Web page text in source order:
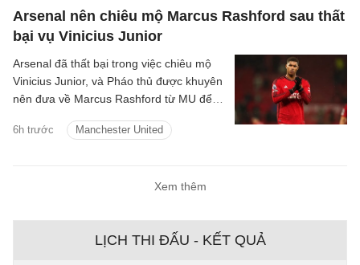
Arsenal nên chiêu mộ Marcus Rashford sau thất
bại vụ Vinicius Junior
6h trước Manchester United
Arsenal đã thất bại trong việc chiêu mộ
Vinicius Junior, và Pháo thủ được khuyên
nên đưa về Marcus Rashford từ MU để
Xem thêm
LỊCH THI ĐẤU - KẾT QUẢ